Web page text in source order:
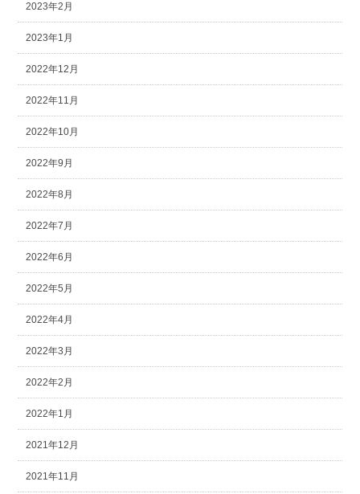
2023年2月
2023年1月
2022年12月
2022年11月
2022年10月
2022年9月
2022年8月
2022年7月
2022年6月
2022年5月
2022年4月
2022年3月
2022年2月
2022年1月
2021年12月
2021年11月